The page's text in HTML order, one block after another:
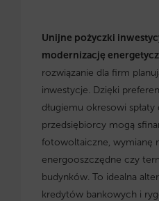
Unijne pożyczki
modernizację
rozwiązanie dla firm
inwestycje. Dzięki
długiemu okresowi
przedsiębiorcy mogą
fotowoltaiczne, wymianę
energooszczędne czy
budynków. To idealna
kredytów bankowych i